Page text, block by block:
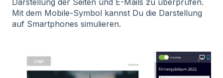
Darstellung der Seiten und E-Mails zu überprüfen.
Mit dem Mobile-Symbol kannst Du die Darstellung
auf Smartphones simulieren.